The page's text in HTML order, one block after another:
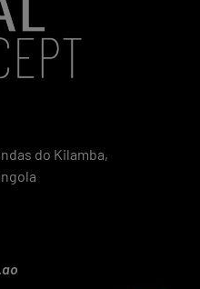
do Kilamba,